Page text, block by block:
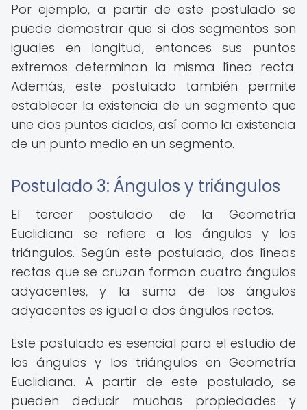
Por ejemplo, a partir de este postulado se
puede demostrar que si dos segmentos son
iguales en longitud, entonces sus puntos
extremos determinan la misma línea recta.
Además, este postulado también permite
establecer la existencia de un segmento que
une dos puntos dados, así como la existencia
de un punto medio en un segmento.
Postulado 3: Ángulos y triángulos
El tercer postulado de la Geometría
Euclidiana se refiere a los ángulos y los
triángulos. Según este postulado, dos líneas
rectas que se cruzan forman cuatro ángulos
adyacentes, y la suma de los ángulos
adyacentes es igual a dos ángulos rectos.
Este postulado es esencial para el estudio de
los ángulos y los triángulos en Geometría
Euclidiana. A partir de este postulado, se
pueden deducir muchas propiedades y